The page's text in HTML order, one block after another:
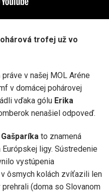
trofej už vo
v našej MOL Aréne
v domácej pohárovej
vďaka gólu Erika
nenašiel odpoveď.
to znamená
ligy. Sústredenie
vystúpenia
ôsmych kolách zvíťazili len
(doma so Slovanom